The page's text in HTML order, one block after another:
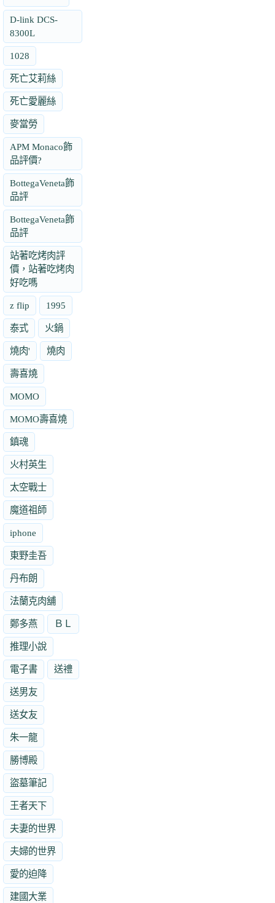
D-link DCS-
8300L
1028
死亡艾莉絲
死亡愛麗絲
麥當勞
APM Monaco飾
品評價?
BottegaVeneta飾
品評
BottegaVeneta飾
品評
站著吃烤肉評
價，站著吃烤肉
好吃嗎
z flip 1995
泰式 火鍋
燒肉' 燒肉
壽喜燒
MOMO
MOMO壽喜燒
鎮魂
火村英生
太空戰士
魔道祖師
iphone
東野圭吾
丹布朗
法蘭克肉舖
鄭多燕 ＢＬ
推理小說
電子書 送禮
送男友
送女友
朱一龍
勝博殿
盜墓筆記
王者天下
夫妻的世界
夫婦的世界
愛的迫降
建國大業